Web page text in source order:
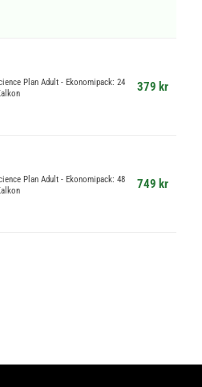
Plan Adult - Ekonomipack: 24
379 kr
Plan Adult - Ekonomipack: 48
749 kr